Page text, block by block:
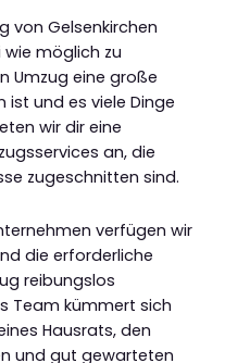
von Gelsenkirchen
möglich zu
Umzug eine große
ist und es viele Dinge
wir dir eine
an, die
zugeschnitten sind.
verfügen wir
die erforderliche
reibungslos
Team kümmert sich
Hausrats, den
und gut gewarteten